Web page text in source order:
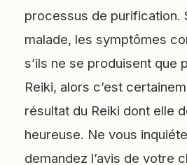
processus de purification.
malade, les symptômes
s’ils ne se produisent que
Reiki, alors c’est
résultat du Reiki dont elle
heureuse. Ne vous
demandez l’avis de votre